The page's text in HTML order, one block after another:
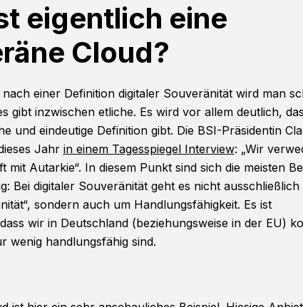
eigentlich eine
Cloud?
einer Definition digitaler Souveränität wird man
gibt inzwischen etliche. Es wird vor allem deutlich,
und eindeutige Definition gibt. Die BSI-Präsidentin
Jahr in einem Tagesspiegel Interview: „Wir
mit Autarkie“. In diesem Punkt sind sich die meisten
Bei digitaler Souveränität geht es nicht ausschließlich
sondern auch um Handlungsfähigkeit. Es ist
wir in Deutschland (beziehungsweise in der EU)
wenig handlungsfähig sind.